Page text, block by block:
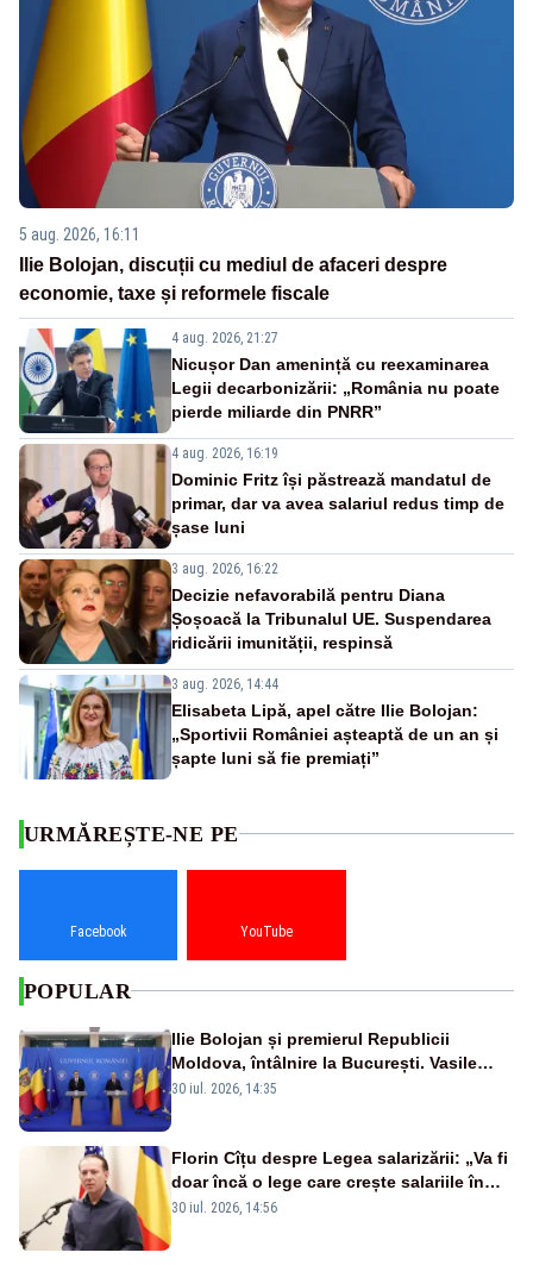
5 aug. 2026, 16:11
Ilie Bolojan, discuții cu mediul de afaceri despre
economie, taxe și reformele fiscale
4 aug. 2026, 21:27
Nicușor Dan amenință cu reexaminarea
Legii decarbonizării: „România nu poate
pierde miliarde din PNRR”
4 aug. 2026, 16:19
Dominic Fritz își păstrează mandatul de
primar, dar va avea salariul redus timp de
șase luni
3 aug. 2026, 16:22
Decizie nefavorabilă pentru Diana
Șoșoacă la Tribunalul UE. Suspendarea
ridicării imunității, respinsă
3 aug. 2026, 14:44
Elisabeta Lipă, apel către Ilie Bolojan:
„Sportivii României așteaptă de un an și
șapte luni să fie premiați”
URMĂREȘTE-NE PE
Facebook YouTube
POPULAR
Ilie Bolojan și premierul Republicii
Moldova, întâlnire la București. Vasile
Tofan, primit cu onoruri militare
30 iul. 2026, 14:35
Florin Cîțu despre Legea salarizării: „Va fi
doar încă o lege care crește salariile în
sectorul bugetar, dar nu este o reformă”
30 iul. 2026, 14:56